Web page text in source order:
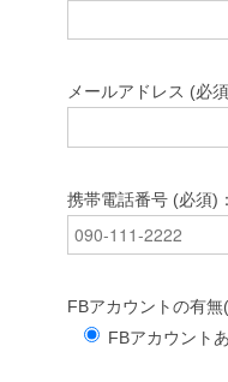
メールアドレス (必須
携帯電話番号 (必須)
FBアカウントの有無
FBアカウント